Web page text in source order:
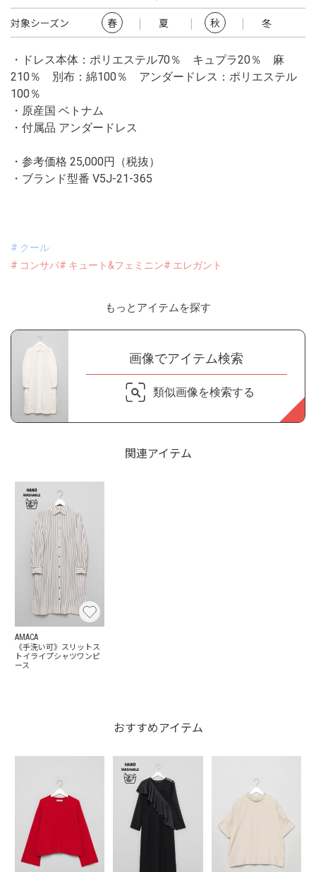
対象シーズン 春 夏 秋 冬
・ドレス本体：ポリエステル70％ キュプラ20％ 麻
210％ 別布：綿100％ アンダードレス：ポリエステル
100％
・原産国 ベトナム
・付属品 アンダードレス
・参考価格 25,000円（税抜）
・ブランド型番 V5J-21-365
# クール
# コンサバ# キュート&フェミニン# エレガント
もっとアイテムを探す
画像でアイテム検索
類似画像を検索する
関連アイテム
AMACA
《手洗い可》スリットス
トイライプシャツワンピ
ース
おすすめアイテム